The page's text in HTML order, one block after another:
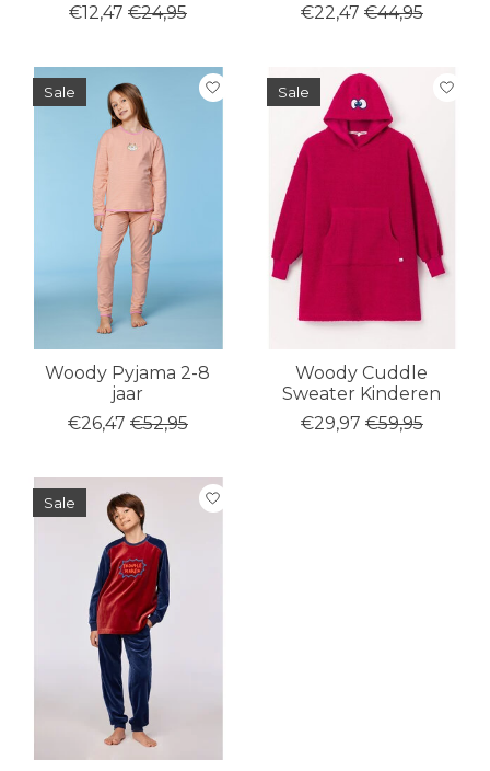
€12,47 €24,95
€22,47 €44,95
Sale
Woody Pyjama 2-8
jaar
€26,47 €52,95
Sale
Woody Cuddle
Sweater Kinderen
€29,97 €59,95
Sale